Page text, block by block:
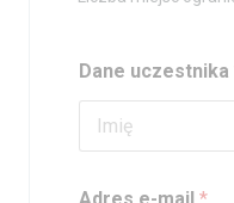
Dane uczestnika